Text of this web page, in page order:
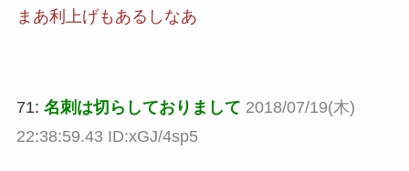
まあ利上げもあるしなあ
71: 名刺は切らしておりまして 2018/07/19(木)
22:38:59.43 ID:xGJ/4sp5